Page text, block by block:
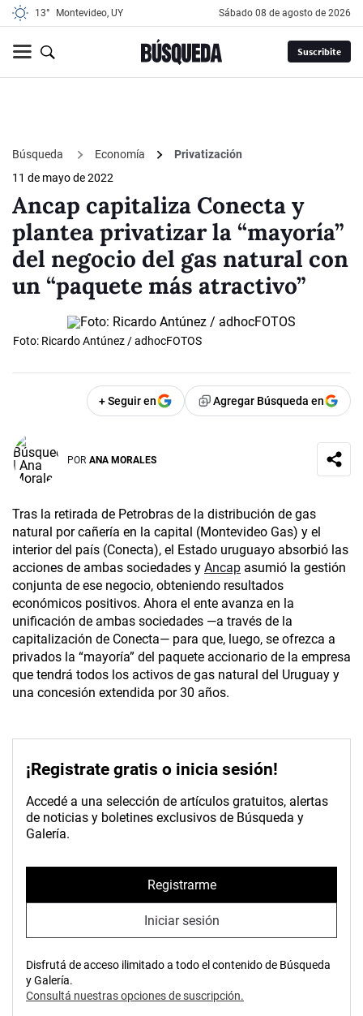
13° Montevideo, UY sábado 08 de agosto de 2026
Suscribite
Búsqueda Economía
Privatización
11 de mayo de 2022
Ancap capitaliza Conecta y
plantea privatizar la “mayoría”
del negocio del gas natural con
un “paquete más atractivo”
Foto: Ricardo Antúnez / adhocFOTOS
+ Seguir en Agregar Búsqueda en
POR ANA MORALES
Tras la retirada de Petrobras de la distribución de gas
natural por cañería en la capital (Montevideo Gas) y el
interior del país (Conecta), el Estado uruguayo absorbió las
acciones de ambas sociedades y Ancap asumió la gestión
conjunta de ese negocio, obteniendo resultados
económicos positivos. Ahora el ente avanza en la
unificación de ambas sociedades —a través de la
capitalización de Conecta— para que, luego, se ofrezca a
privados la “mayoría” del paquete accionario de la empresa
que tendrá todos los activos de gas natural del Uruguay y
una concesión extendida por 30 años.
¡Registrate gratis o inicia sesión!
Accedé a una selección de artículos gratuitos, alertas
de noticias y boletines exclusivos de Búsqueda y
Galería.
Registrarme
Iniciar sesión
Disfrutá de acceso ilimitado a todo el contenido de Búsqueda
y Galería.
Consultá nuestras opciones de suscripción.